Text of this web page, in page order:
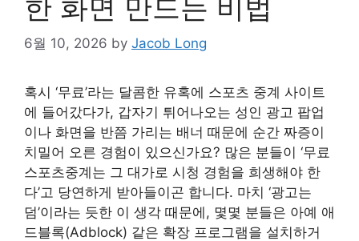
한 화면 만드는 비법
6월 10, 2026 by Jacob Long
혹시 ‘무료’라는 달콤한 유혹에 스포츠 중계 사이트
에 들어갔다가, 갑자기 튀어나오는 성인 광고 팝업
이나 화면을 반쯤 가리는 배너 때문에 순간 짜증이
치밀어 오른 경험이 있으신가요? 많은 분들이 ‘무료
스포츠중계는 그 대가로 시청 경험을 희생해야 한
다’고 당연하게 받아들이곤 합니다. 마치 ‘광고는
덤’이라는 듯한 이 생각 때문에, 몇몇 분들은 아예 애
드블록(Adblock) 같은 확장 프로그램을 설치하거